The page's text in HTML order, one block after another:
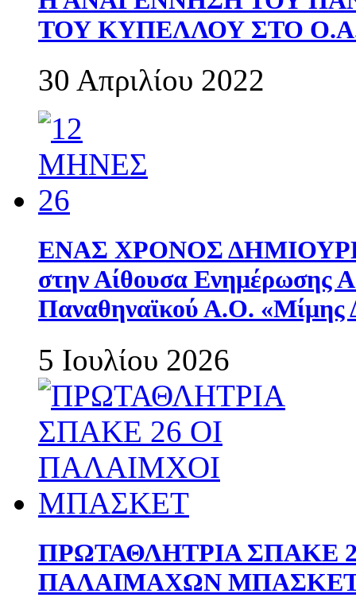
ΤΟΥ ΚΥΠΕΛΛΟΥ ΣΤΟ
30 Απριλίου 2022
ΕΝΑΣ ΧΡΟΝΟΣ
στην Αίθουσα Ενημέρωσης
Παναθηναϊκού Α.Ο. «Μίμης
5 Ιουλίου 2026
ΠΡΩΤΑΘΛΗΤΡΙΑ ΣΠΑΚΕ
ΠΑΛΑΙΜΑΧΩΝ